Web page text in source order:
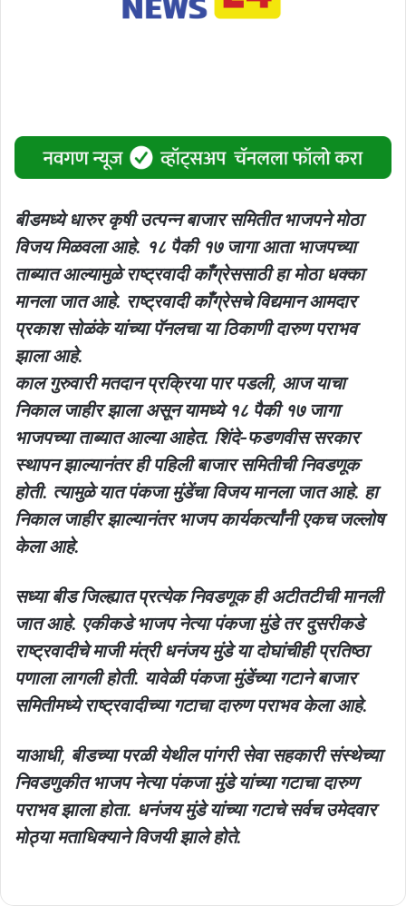
बीडमध्ये धारुर कृषी उत्पन्न बाजार समितीत भाजपने मोठा
विजय मिळवला आहे. १८ पैकी १७ जागा आता भाजपच्या
ताब्यात आल्यामुळे राष्ट्रवादी काँग्रेससाठी हा मोठा धक्का
मानला जात आहे. राष्ट्रवादी काँग्रेसचे विद्यमान आमदार
प्रकाश सोळंके यांच्या पॅनलचा या ठिकाणी दारुण पराभव
झाला आहे.
काल गुरुवारी मतदान प्रक्रिया पार पडली, आज याचा
निकाल जाहीर झाला असून यामध्ये १८ पैकी १७ जागा
भाजपच्या ताब्यात आल्या आहेत. शिंदे-फडणवीस सरकार
स्थापन झाल्यानंतर ही पहिली बाजार समितीची निवडणूक
होती. त्यामुळे यात पंकजा मुंडेंचा विजय मानला जात आहे. हा
निकाल जाहीर झाल्यानंतर भाजप कार्यकर्त्यांनी एकच जल्लोष
केला आहे.
सध्या बीड जिल्ह्यात प्रत्येक निवडणूक ही अटीतटीची मानली
जात आहे. एकीकडे भाजप नेत्या पंकजा मुंडे तर दुसरीकडे
राष्ट्रवादीचे माजी मंत्री धनंजय मुंडे या दोघांचीही प्रतिष्ठा
पणाला लागली होती. यावेळी पंकजा मुंडेंच्या गटाने बाजार
समितीमध्ये राष्ट्रवादीच्या गटाचा दारुण पराभव केला आहे.
याआधी, बीडच्या परळी येथील पांगरी सेवा सहकारी संस्थेच्या
निवडणुकीत भाजप नेत्या पंकजा मुंडे यांच्या गटाचा दारुण
पराभव झाला होता. धनंजय मुंडे यांच्या गटाचे सर्वच उमेदवार
मोठ्या मताधिक्याने विजयी झाले होते.